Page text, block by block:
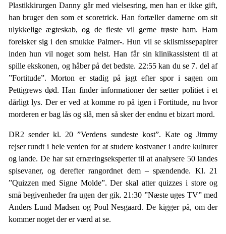
Plastikkirurgen Danny går med vielsesring, men han er ikke gift,
han bruger den som et scoretrick. Han fortæller damerne om sit
ulykkelige ægteskab, og de fleste vil gerne trøste ham. Ham
forelsker sig i den smukke Palmer-. Hun vil se skilsmissepapirer
inden hun vil noget som helst. Han får sin klinikassistent til at
spille ekskonen, og håber på det bedste. 22:55 kan du se 7. del af
”Fortitude”. Morton er stadig på jagt efter spor i sagen om
Pettigrews død. Han finder informationer der sætter politiet i et
dårligt lys. Der er ved at komme ro på igen i Fortitude, nu hvor
morderen er bag lås og slå, men så sker der endnu et bizart mord.
DR2 sender kl. 20 ”Verdens sundeste kost”. Kate og Jimmy
rejser rundt i hele verden for at studere kostvaner i andre kulturer
og lande. De har sat ernæringseksperter til at analysere 50 landes
spisevaner, og derefter rangordnet dem – spændende. Kl. 21
”Quizzen med Signe Molde”. Der skal atter quizzes i store og
små begivenheder fra ugen der gik. 21:30 ”Næste uges TV” med
Anders Lund Madsen og Poul Nesgaard. De kigger på, om der
kommer noget der er værd at se.